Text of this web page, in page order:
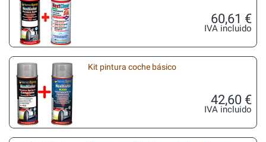
60,61 €
IVA incluido
Kit pintura coche básico
42,60 €
IVA incluido